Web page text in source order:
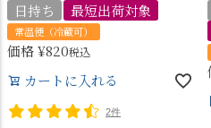
日持ち
最短出荷対象
常温便（冷蔵可）
価格¥820税込
カートに入れる
2件